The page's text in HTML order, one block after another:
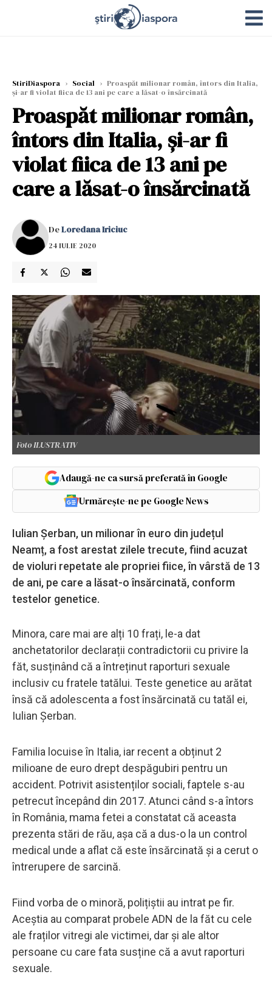
StiriDiaspora › Social › Proaspăt milionar român, întors din Italia,
și-ar fi violat fiica de 13 ani pe care a lăsat-o însărcinată
Proaspăt milionar român,
întors din Italia, și-ar fi
violat fiica de 13 ani pe
care a lăsat-o însărcinată
DeLoredana Iriciuc
24 IULIE 2020
Foto ILUSTRATIV
Adaugă-ne ca sursă preferată în Google
Urmărește-ne pe Google News
Iulian Şerban, un milionar în euro din județul
Neamț, a fost arestat zilele trecute, fiind acuzat
de violuri repetate ale propriei fiice, în vârstă de 13
de ani, pe care a lăsat-o însărcinată, conform
testelor genetice.
Minora, care mai are alți 10 frați, le-a dat
anchetatorilor declarații contradictorii cu privire la
făt, susținând că a întreținut raporturi sexuale
inclusiv cu fratele tatălui. Teste genetice au arătat
însă că adolescenta a fost însărcinată cu tatăl ei,
Iulian Şerban.
Familia locuise în Italia, iar recent a obținut 2
milioane de euro drept despăgubiri pentru un
accident. Potrivit asistenților sociali, faptele s-au
petrecut începând din 2017. Atunci când s-a întors
în România, mama fetei a constatat că aceasta
prezenta stări de rău, așa că a dus-o la un control
medical unde a aflat că este însărcinată și a cerut o
întrerupere de sarcină.
Fiind vorba de o minoră, polițiștii au intrat pe fir.
Aceștia au comparat probele ADN de la făt cu cele
ale fraților vitregi ale victimei, dar și ale altor
persoane cu care fata susține că a avut raporturi
sexuale.